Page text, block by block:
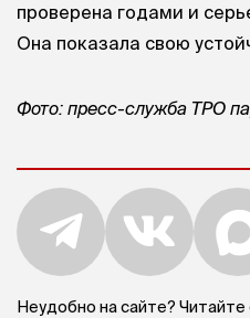
проверена годами и
Она показала свою
Фото: пресс-служба ТРО
Неудобно на сайте?